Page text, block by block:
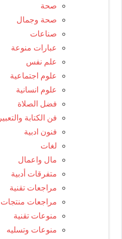
صحة
صحة وجمال
صناعات
عبارات منوعة
علم نفس
علوم اجتماعية
علوم انسانية
فضل الصلاة
فن الكتابة والتعبير
فنون ادبية
لغات
مال واعمال
متفرقات أدبية
مراجعات تقنية
مراجعات منتجات
منوعات تقنية
منوعات وتسليه